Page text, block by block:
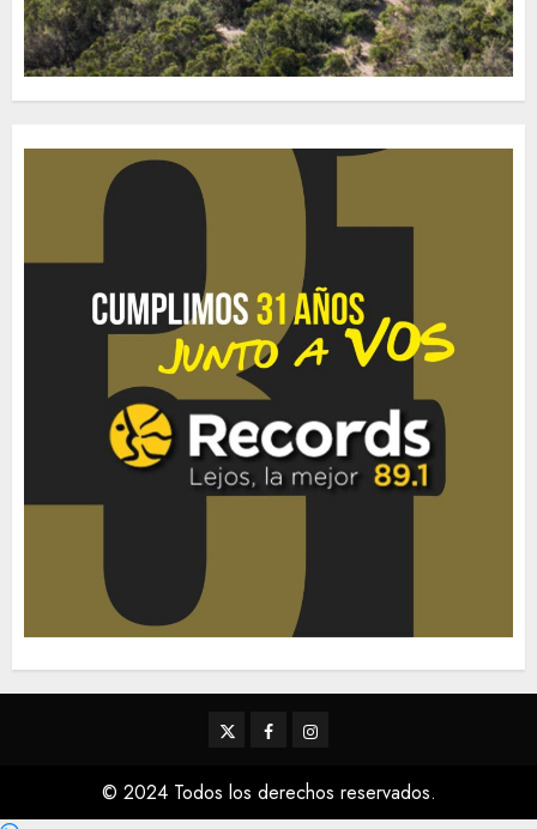
TwitterFacebookInstagram
© 2024 Todos los derechos reservados.